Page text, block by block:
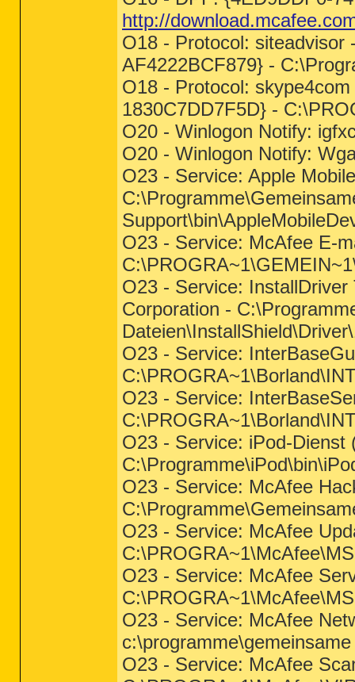
http://
O18 - Protocol: siteadvisor
AF4222BCF879} -
O18 - Protocol:
1830C7DD7F5D} -
O20 - Winlogon Notify:
O20 - Winlogon Notify:
O23 - Service: Apple
O23 - Service: McAfee E-
O23 - Service:
Corporation -
O23 - Service:
O23 - Service:
O23 - Service: iPod-
O23 - Service: McAfee
O23 - Service: McAfee
O23 - Service: McAfee
O23 - Service: McAfee
O23 - Service: McAfee